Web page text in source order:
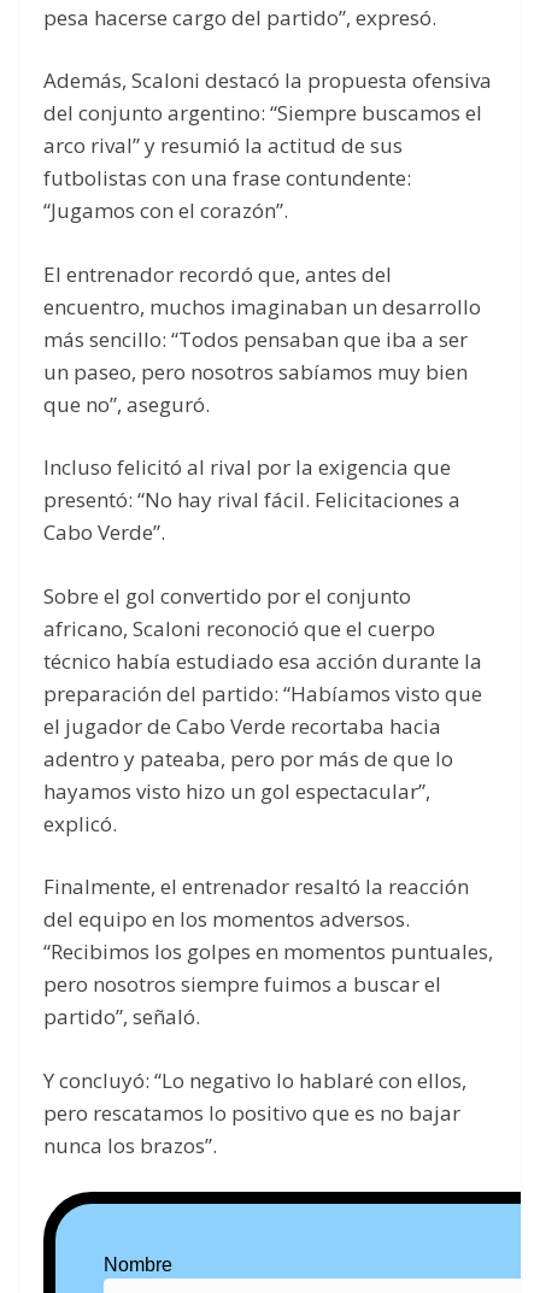
pesa hacerse cargo del partido”, expresó.
Además, Scaloni destacó la propuesta ofensiva
del conjunto argentino: “Siempre buscamos el
arco rival” y resumió la actitud de sus
futbolistas con una frase contundente:
“Jugamos con el corazón”.
El entrenador recordó que, antes del
encuentro, muchos imaginaban un desarrollo
más sencillo: “Todos pensaban que iba a ser
un paseo, pero nosotros sabíamos muy bien
que no”, aseguró.
Incluso felicitó al rival por la exigencia que
presentó: “No hay rival fácil. Felicitaciones a
Cabo Verde”.
Sobre el gol convertido por el conjunto
africano, Scaloni reconoció que el cuerpo
técnico había estudiado esa acción durante la
preparación del partido: “Habíamos visto que
el jugador de Cabo Verde recortaba hacia
adentro y pateaba, pero por más de que lo
hayamos visto hizo un gol espectacular”,
explicó.
Finalmente, el entrenador resaltó la reacción
del equipo en los momentos adversos.
“Recibimos los golpes en momentos puntuales,
pero nosotros siempre fuimos a buscar el
partido”, señaló.
Y concluyó: “Lo negativo lo hablaré con ellos,
pero rescatamos lo positivo que es no bajar
nunca los brazos”.
Nombre